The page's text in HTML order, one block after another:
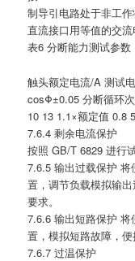
制导引电路处于非工作
直流接口用等值的交流
表6 分断能力测试参数
触头额定电流/A 测试
cosΦ±0.05 分断循环
10 13 1.1×额定值 0.8
7.6.4 剩余电流保护
按照 GB/T 6829 进行试
7.6.5 输出过载保护
置，调节负载模拟输
要求。
7.6.6 输出短路保护
置，模拟短路故障，便
7.6.7 过温保护